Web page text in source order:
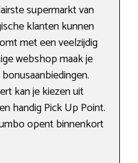
supermarkt van
klanten kunnen
met een veelzijdig
webshop maak je
kan je kiezen uit
handig Pick Up Point.
opent binnenkort